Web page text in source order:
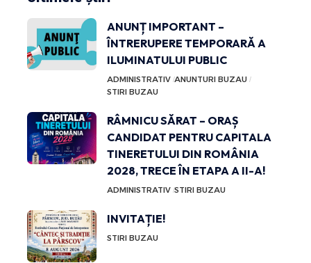
ANUNȚ IMPORTANT –
ÎNTRERUPERE TEMPORARĂ A
ILUMINATULUI PUBLIC
ADMINISTRATIV ANUNTURI BUZAU
STIRI BUZAU
RÂMNICU SĂRAT – ORAȘ
CANDIDAT PENTRU CAPITALA
TINERETULUI DIN ROMÂNIA
2028, TRECE ÎN ETAPA A II-A!
ADMINISTRATIV STIRI BUZAU
INVITAȚIE!
STIRI BUZAU